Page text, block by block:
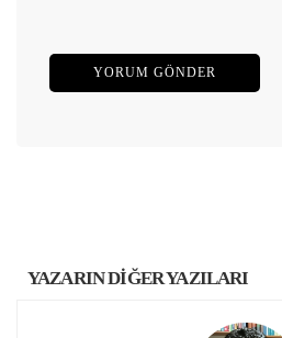
YAZARIN DİĞER YAZILARI